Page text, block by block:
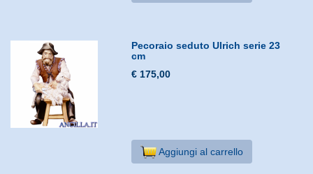
Pecoraio seduto Ulrich serie 23
cm
€ 175,00
Aggiungi al carrello